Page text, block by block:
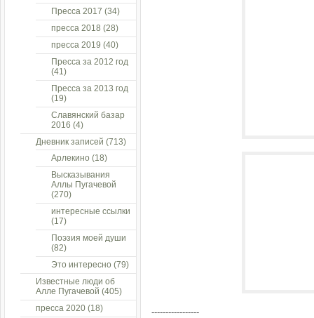
-----------------
Пресса 2017 (34)
пресса 2018 (28)
пресса 2019 (40)
Пресса за 2012 год
(41)
Пресса за 2013 год
(19)
Славянский базар
2016 (4)
Дневник записей (713)
Арлекино (18)
Высказывания
Аллы Пугачевой
(270)
интересные ссылки
(17)
Поэзия моей души
(82)
Это интересно (79)
Известные люди об
Алле Пугачевой (405)
пресса 2020 (18)